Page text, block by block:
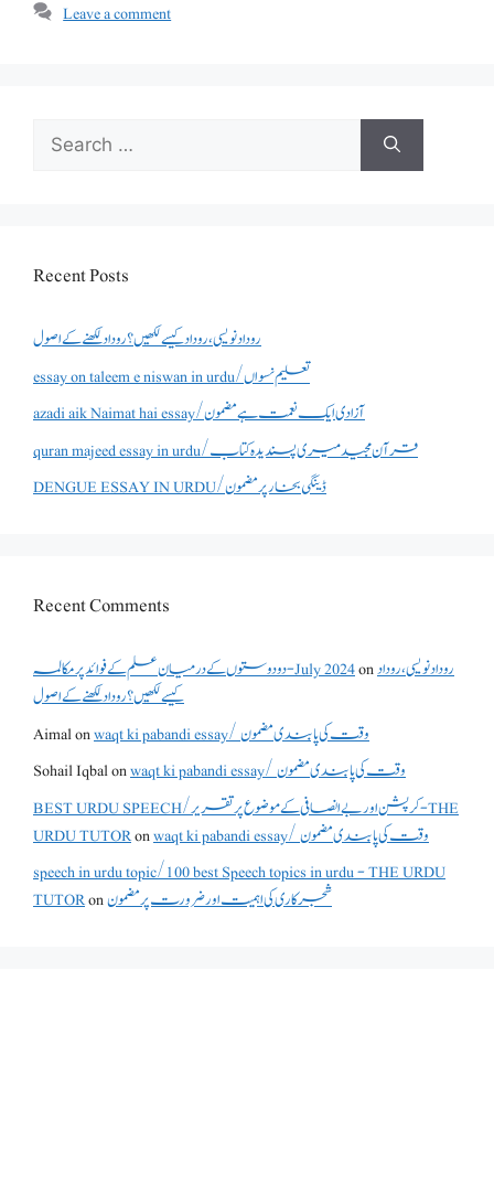
Leave a comment
Search
for:
Recent Posts
روداد نویسی ،روداد کیسے لکھیں؟ روداد لکھنے کے اصول
essay on taleem e niswan in urdu/تعلیم نسواں
azadi aik Naimat hai essay/آزادی ایک نعمت ہے مضمون
quran majeed essay in urdu/قرآن مجید میری پسندیدہ کتاب
DENGUE ESSAY IN URDU/ڈینگی بخار پر مضمون
Recent Comments
دو دوستوں کے درمیان علم کے فوائد پر مکالمہ - July 2024onروداد نویسی ،روداد
کیسے لکھیں؟ روداد لکھنے کے اصول
Aimalon
waqt ki pabandi essay/ وقت کی پابندی مضمون
Sohail Iqbalon
waqt ki pabandi essay/ وقت کی پابندی مضمون
BEST URDU SPEECH/کرپشن اور بے انصافی کے موضوع پر تقریر - THE
URDU TUTORon
waqt ki pabandi essay/ وقت کی پابندی مضمون
speech in urdu topic/100 best Speech topics in urdu - THE URDU
TUTORonشجرکاری کی اہمیت اور ضرورت پر مضمون